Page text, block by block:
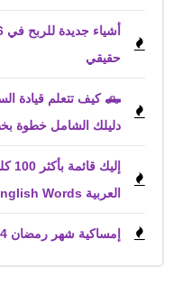
حقيقي
🛻 كيف تتعلم قيادة
دليلك الشامل خطوة
العربية English Words
إمساكية شهر رمضان 2024 مصر